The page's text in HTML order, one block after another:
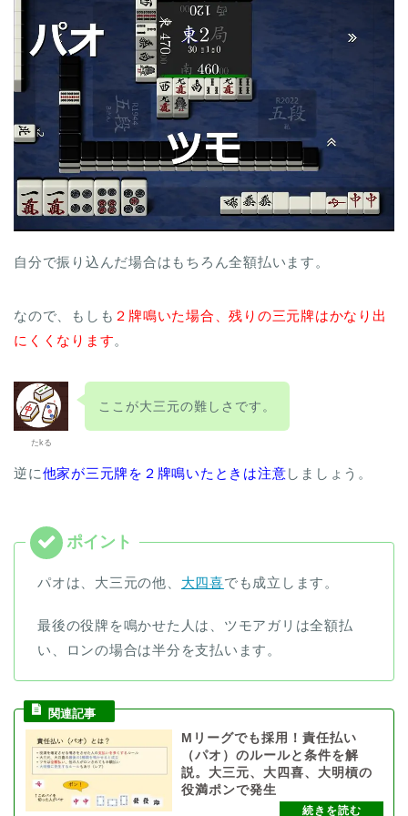
自分で振り込んだ場合はもちろん全額払います。
なので、もしも ２牌鳴いた場合、残りの三元牌はかなり出
にくくなります。
たkる
ここが大三元の難しさです。
逆に他家が三元牌を２牌鳴いたときは注意しましょう。
パオは、大三元の他、 大四喜でも成立します。
最後の役牌を鳴かせた人は、ツモアガリは全額払
い、ロンの場合は半分を支払います。
Mリーグでも採用！責任払い
（パオ）のルールと条件を解
説。大三元、大四喜、大明槓の
役満ポンで発生